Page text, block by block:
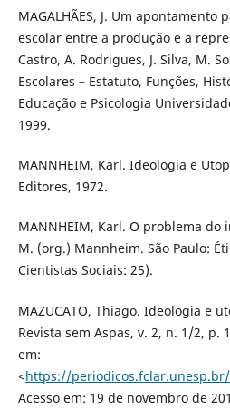
MAGALHÃES, J. Um
escolar entre a produção e a
Castro, A. Rodrigues, J. Silva, M.
Escolares – Estatuto, Funções,
Educação e Psicologia
1999.
MANNHEIM, Karl. Ideologia e
Editores, 1972.
MANNHEIM, Karl. O problema do
M. (org.) Mannheim. São Paulo:
Cientistas Sociais: 25).
MAZUCATO, Thiago. Ideologia e
Revista sem Aspas, v. 2, n. 1/2, p.
em:
<https://
Acesso em: 19 de novembro de